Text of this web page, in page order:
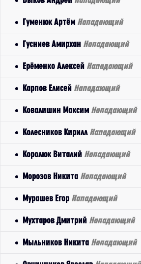
Гуменюк Артём Нападающий
Гусниев Амирхан Нападающий
Ерёменко Алексей Нападающий
Карпов Елисей Нападающий
Ковалишин Максим Нападающий
Колесников Кирилл Нападающий
Королюк Виталий Нападающий
Морозов Никита Нападающий
Мурашев Егор Нападающий
Мухтаров Дмитрий Нападающий
Мыльников Никита Нападающий